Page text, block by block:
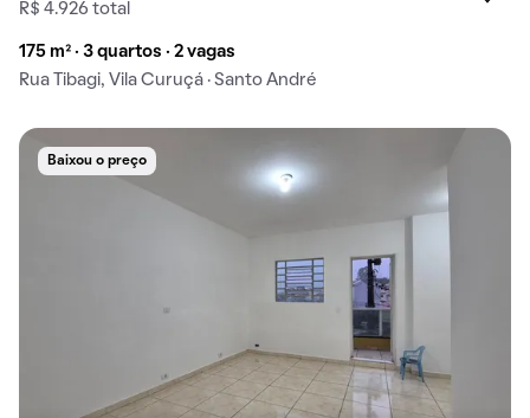
R$ 4.926 total
175 m² · 3 quartos · 2 vagas
Rua Tibagi, Vila Curuçá · Santo André
Baixou o preço